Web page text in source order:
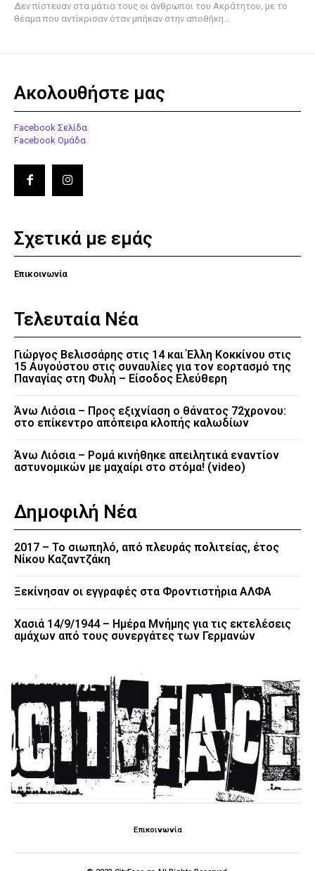
Δεν πίστευαν στα μάτια τους οι άνθρωποι του Ακράτητου, με το
θέαμα που αντίκρισαν όταν μπήκαν στην αποθήκη...
Ακολουθήστε μας
Facebook Σελίδα
Facebook Ομάδα
Σχετικά με εμάς
Επικοινωνία
Τελευταία Νέα
Γιώργος Βελισσάρης στις 14 και Έλλη Κοκκίνου στις
15 Αυγούστου στις συναυλίες για τον εορτασμό της
Παναγίας στη Φυλή – Είσοδος Ελεύθερη
Άνω Λιόσια – Προς εξιχνίαση ο θάνατος 72χρονου:
στο επίκεντρο απόπειρα κλοπής καλωδίων
Άνω Λιόσια – Ρομά κινήθηκε απειλητικά εναντίον
αστυνομικών με μαχαίρι στο στόμα! (video)
Δημοφιλή Νέα
2017 – Το σιωπηλό, από πλευράς πολιτείας, έτος
Νίκου Καζαντζάκη
Ξεκίνησαν οι εγγραφές στα Φροντιστήρια ΑΛΦΑ
Χασιά 14/9/1944 – Ημέρα Μνήμης για τις εκτελέσεις
αμάχων από τους συνεργάτες των Γερμανών
Επικοινωνία